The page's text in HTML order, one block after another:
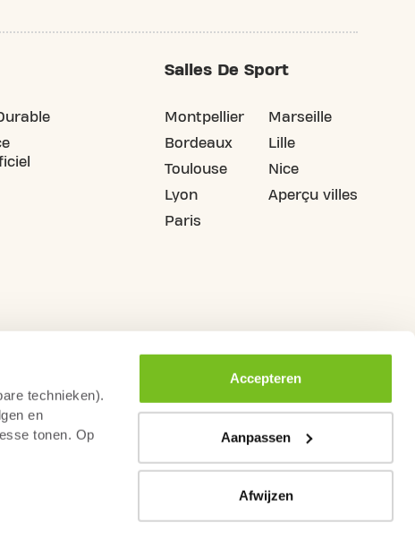
technieken).
en
tonen. Op
Accepteren
Aanpassen
Afwijzen
Salles De Sport
Montpellier
Bordeaux
Toulouse
Lyon
Paris
Marseille
Lille
Nice
Aperçu villes